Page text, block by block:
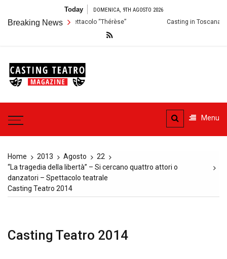
content
Today DOMENICA, 9TH AGOSTO 2026
Breaking News
per lo Spettacolo “Thérèse” Casting in Toscana: Si
teatrali
Menu
Home 2013 Agosto
22
“La tragedia della libertà” – Si cercano quattro attori o
danzatori – Spettacolo teatrale
Casting Teatro 2014
Casting Teatro 2014